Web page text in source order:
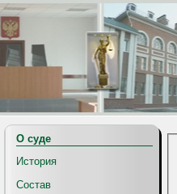
О суде
История
Состав